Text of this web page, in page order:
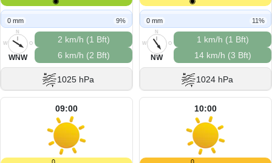
0 mm 9%
N
O
S
W
WNW
2 km/h (1 Bft)
6 km/h (2 Bft)
1025 hPa
0 mm 11%
N
O
S
W
NW
1 km/h (1 Bft)
14 km/h (3 Bft)
1024 hPa
09:00 10:00